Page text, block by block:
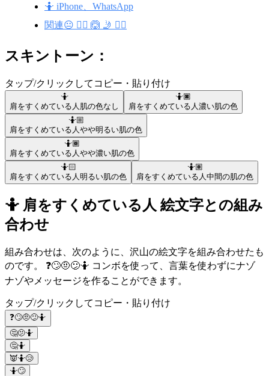
🤷 iPhone、WhatsApp
関連😐 🤷‍♀️ 🙆 🤳 🤷‍♂️
スキントーン：
タップ/クリックしてコピー・貼り付け
🤷
肩をすくめている人 肌の色なし
🤷🏿
肩をすくめている人 濃い肌の色
🤷🏼
肩をすくめている人 やや明るい肌の色
🤷🏾
肩をすくめている人 やや濃い肌の色
🤷🏻
肩をすくめている人 明るい肌の色
🤷🏽
肩をすくめている人 中間の肌の色
🤷 肩をすくめている人 絵文字との組み
合わせ
組み合わせは、次のように、沢山の絵文字を組み合わせたも
のです。 ❓🙄🤨😕🤷 コンボを使って、言葉を使わずにナゾ
ナゾやメッセージを作ることができます。
タップ/クリックしてコピー・貼り付け
❓🙄🤨😕🤷
🤔🫤🤷
🤔🤷
👿🤷😢
🤷🙄